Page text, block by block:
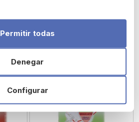
Configurar
Denegar
Permitir todas